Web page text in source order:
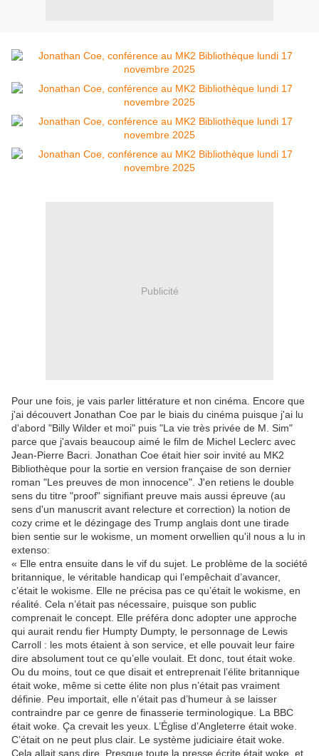
Publicité
Pour une fois, je vais parler littérature et non cinéma. Encore que
j'ai découvert Jonathan Coe par le biais du cinéma puisque j'ai lu
d'abord "Billy Wilder et moi" puis "La vie très privée de M. Sim"
parce que j'avais beaucoup aimé le film de Michel Leclerc avec
Jean-Pierre Bacri. Jonathan Coe était hier soir invité au MK2
Bibliothèque pour la sortie en version française de son dernier
roman "Les preuves de mon innocence". J'en retiens le double
sens du titre "proof" signifiant preuve mais aussi épreuve (au
sens d'un manuscrit avant relecture et correction) la notion de
cozy crime et le dézingage des Trump anglais dont une tirade
bien sentie sur le wokisme, un moment orwellien qu'il nous a lu in
extenso:
« Elle entra ensuite dans le vif du sujet. Le problème de la société
britannique, le véritable handicap qui l’empêchait d’avancer,
c’était le wokisme. Elle ne précisa pas ce qu’était le wokisme, en
réalité. Cela n’était pas nécessaire, puisque son public
comprenait le concept. Elle préféra donc adopter une approche
qui aurait rendu fier Humpty Dumpty, le personnage de Lewis
Carroll : les mots étaient à son service, et elle pouvait leur faire
dire absolument tout ce qu’elle voulait. Et donc, tout était woke.
Ou du moins, tout ce que disait et entreprenait l’élite britannique
était woke, même si cette élite non plus n’était pas vraiment
définie. Peu importait, elle n’était pas d’humeur à se laisser
contraindre par ce genre de finasserie terminologique. La BBC
était woke. Ça crevait les yeux. L’Église d’Angleterre était woke.
C’était on ne peut plus clair. Le système judiciaire était woke.
Cela allait sans dire. Presque toute la presse écrite était woke, et